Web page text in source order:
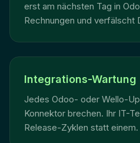
erst am nächsten Tag in
Rechnungen und verfälscht
Integrations-Wartung
Jedes Odoo- oder Wello-
Konnektor brechen. Ihr IT-
Release-Zyklen statt einem.